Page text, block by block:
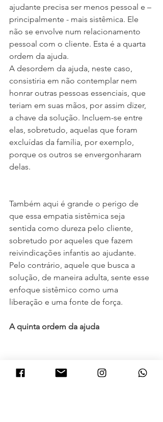
ajudante precisa ser menos pessoal e –
principalmente - mais sistêmica. Ele
não se envolve num relacionamento
pessoal com o cliente. Esta é a quarta
ordem da ajuda.
A desordem da ajuda, neste caso,
consistiria em não contemplar nem
honrar outras pessoas essenciais, que
teriam em suas mãos, por assim dizer,
a chave da solução. Incluem-se entre
elas, sobretudo, aquelas que foram
excluídas da família, por exemplo,
porque os outros se envergonharam
delas.
Também aqui é grande o perigo de
que essa empatia sistêmica seja
sentida como dureza pelo cliente,
sobretudo por aqueles que fazem
reivindicações infantis ao ajudante.
Pelo contrário, aquele que busca a
solução, de maneira adulta, sente esse
enfoque sistêmico como uma
liberação e uma fonte de força.
A quinta ordem da ajuda
aproxima o que antes estava separado.